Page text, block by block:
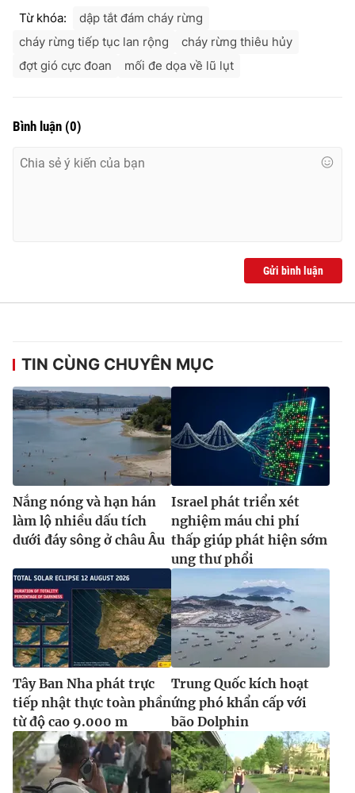
Từ khóa:
dập tắt đám cháy rừng
cháy rừng tiếp tục lan rộng
cháy rừng thiêu hủy
đợt gió cực đoan
mối đe dọa về lũ lụt
Bình luận (0)
Gửi bình luận
TIN CÙNG CHUYÊN MỤC
Nắng nóng và hạn hán
làm lộ nhiều dấu tích
dưới đáy sông ở châu Âu
Israel phát triển xét
nghiệm máu chi phí
thấp giúp phát hiện sớm
ung thư phổi
Tây Ban Nha phát trực
tiếp nhật thực toàn phần
từ độ cao 9.000 m
Trung Quốc kích hoạt
ứng phó khẩn cấp với
bão Dolphin